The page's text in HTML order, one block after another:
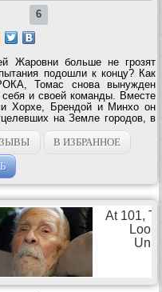
6
Жаровни больше не грозят
подошли к концу? Как
Томас снова вынужден
себя и своей команды. Вместе
Хорхе, Брендой и Минхо он
на Земле городов, в
головоломки, от разгадки
В ИЗБРАННОЕ